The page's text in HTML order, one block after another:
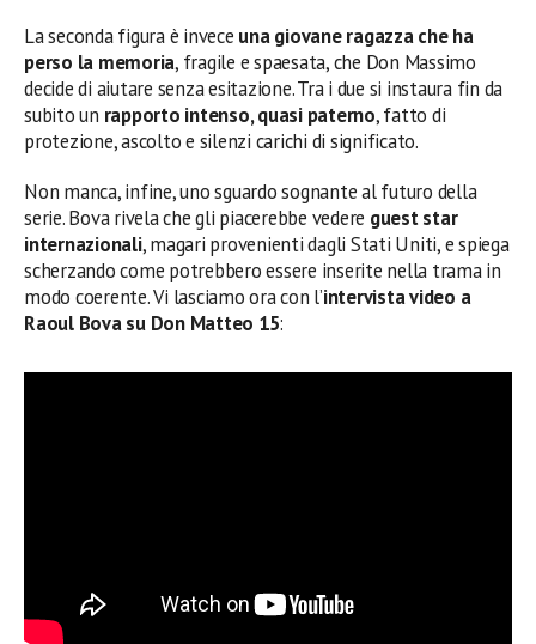
La seconda figura è invece una giovane ragazza che ha
perso la memoria, fragile e spaesata, che Don Massimo
decide di aiutare senza esitazione. Tra i due si instaura fin da
subito un rapporto intenso, quasi paterno, fatto di
protezione, ascolto e silenzi carichi di significato.
Non manca, infine, uno sguardo sognante al futuro della
serie. Bova rivela che gli piacerebbe vedere guest star
internazionali, magari provenienti dagli Stati Uniti, e spiega
scherzando come potrebbero essere inserite nella trama in
modo coerente. Vi lasciamo ora con l’intervista video a
Raoul Bova su Don Matteo 15: